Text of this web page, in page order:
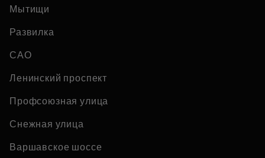
Мытищи
Развилка
САО
Ленинский проспект
Профсоюзная улица
Снежная улица
Варшавское шоссе